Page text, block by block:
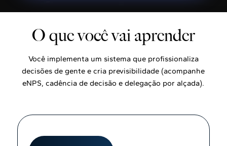
O que você vai aprender
Você implementa um sistema que profissionaliza
decisões de gente e cria previsibilidade (acompanhe
eNPS, cadência de decisão e delegação por alçada).